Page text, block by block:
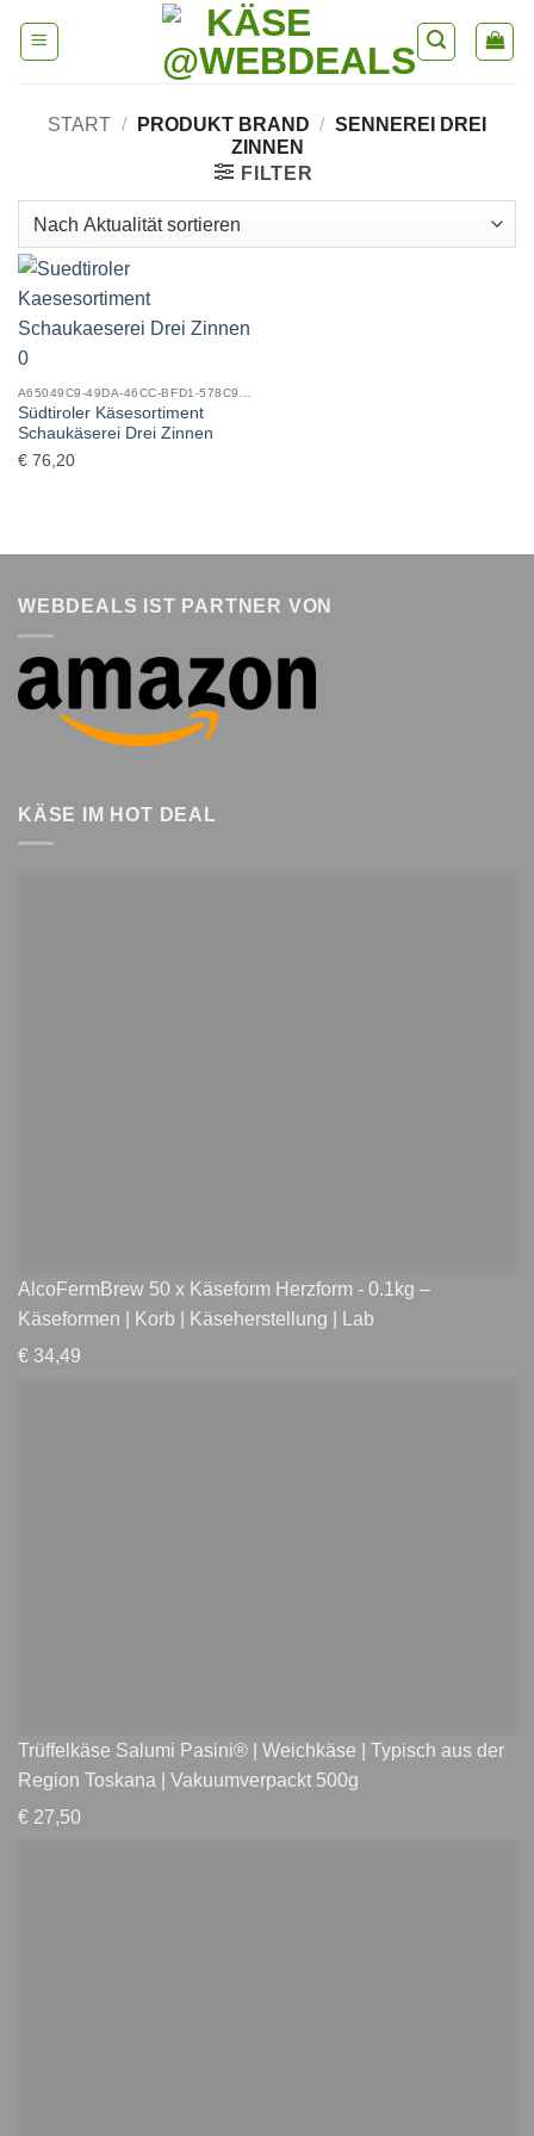
START / PRODUKT BRAND / SENNEREI DREI
ZINNEN
FILTER
Südtiroler Käsesortiment
Schaukäserei Drei Zinnen
€76,20
WEBDEALS IST PARTNER VON
KÄSE IM HOT DEAL
AlcoFermBrew 50 x Käseform Herzform - 0.1kg –
Käseformen | Korb | Käseherstellung | Lab
€ 34,49
Trüffelkäse Salumi Pasini® | Weichkäse | Typisch aus der
Region Toskana | Vakuumverpackt 500g
€ 27,50